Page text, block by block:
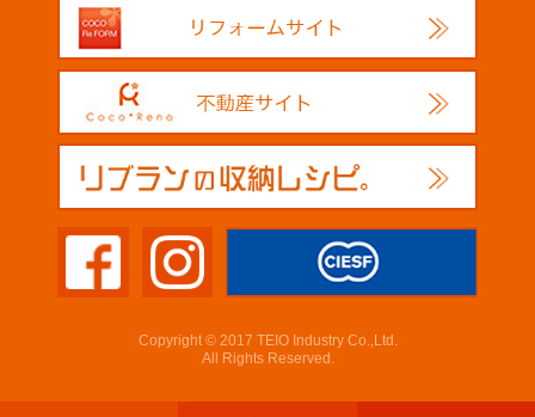
Copyright © 2017 TEIO Industry Co.,Ltd.
All Rights Reserved.